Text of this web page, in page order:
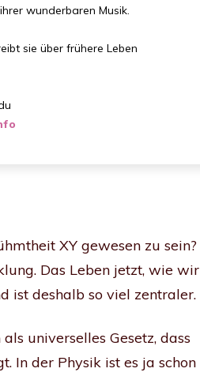
wunderbaren Musik.
sie über frühere Leben
XY gewesen zu sein?
Das Leben jetzt, wie wir
ist deshalb so viel zentraler.
universelles Gesetz, dass
In der Physik ist es ja schon